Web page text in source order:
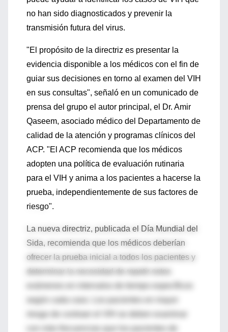
no han sido diagnosticados y prevenir la
transmisión futura del virus.
"El propósito de la directriz es presentar la
evidencia disponible a los médicos con el fin de
guiar sus decisiones en torno al examen del VIH
en sus consultas", señaló en un comunicado de
prensa del grupo el autor principal, el Dr. Amir
Qaseem, asociado médico del Departamento de
calidad de la atención y programas clínicos del
ACP. "El ACP recomienda que los médicos
adopten una política de evaluación rutinaria
para el VIH y anima a los pacientes a hacerse la
prueba, independientemente de sus factores de
riesgo".
La nueva directriz, publicada el Día Mundial del
Sida, recomienda que los médicos deberían
ofrecer la prueba inicial a todos los pacientes y
determinar la necesidad de repetir estos
exámenes en intervalos de tiempo específicos
según cada caso. Los pacientes en mayor
riesgo de contraer el VIH se deben examinar